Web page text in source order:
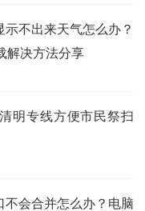
不出来天气怎么办？
解决方法分享
明专线方便市民祭扫
不会合并怎么办？电脑